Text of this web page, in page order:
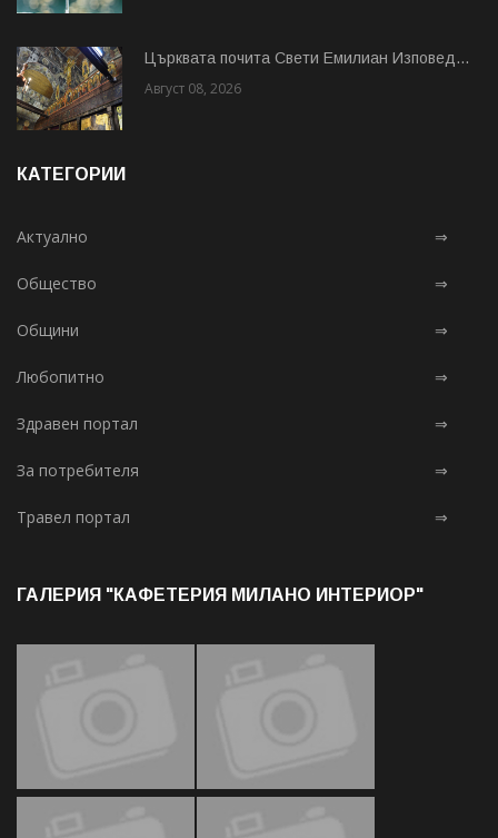
Църквата почита Свeти Емилиан Изповед...
Август 08, 2026
КАТЕГОРИИ
Актуално ⇒
Общество ⇒
Общини ⇒
Любопитно ⇒
Здравен портал ⇒
За потребителя ⇒
Травел портал ⇒
ГАЛЕРИЯ "КАФЕТЕРИЯ МИЛАНО ИНТЕРИОР"